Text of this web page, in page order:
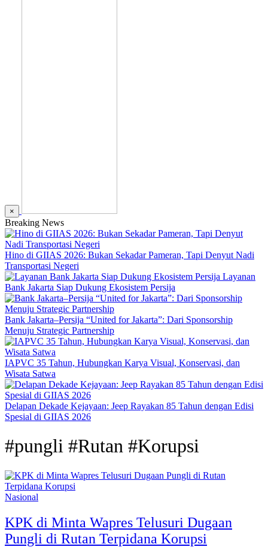
×
Breaking News
Hino di GIIAS 2026: Bukan Sekadar Pameran, Tapi Denyut Nadi
Transportasi Negeri
Layanan
Bank Jakarta Siap Dukung Ekosistem Persija
Bank Jakarta–Persija “United for Jakarta”: Dari Sponsorship
Menuju Strategic Partnership
IAPVC 35 Tahun, Hubungkan Karya Visual, Konservasi, dan
Wisata Satwa
Delapan Dekade Kejayaan: Jeep Rayakan 85 Tahun dengan Edisi
Spesial di GIIAS 2026
#pungli #Rutan #Korupsi
Nasional
KPK di Minta Wapres Telusuri Dugaan
Pungli di Rutan Terpidana Korupsi